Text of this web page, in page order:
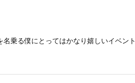
乗る僕にとってはかなり嬉しいイベント